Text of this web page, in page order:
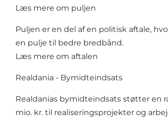
Læs mere om puljen
Puljen er en del af en politisk aftale,
en pulje til bedre bredbånd.
Læs mere om aftalen
Realdania - Bymidteindsats
Realdanias bymidteindsats støtter en
mio. kr. til realiseringsprojekter og